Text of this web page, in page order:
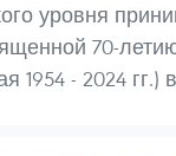
уровня
70-
1954 - 2024 гг.)